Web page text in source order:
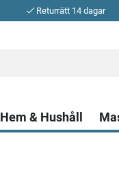
Returrätt 14 dagar
Hem & Hushåll